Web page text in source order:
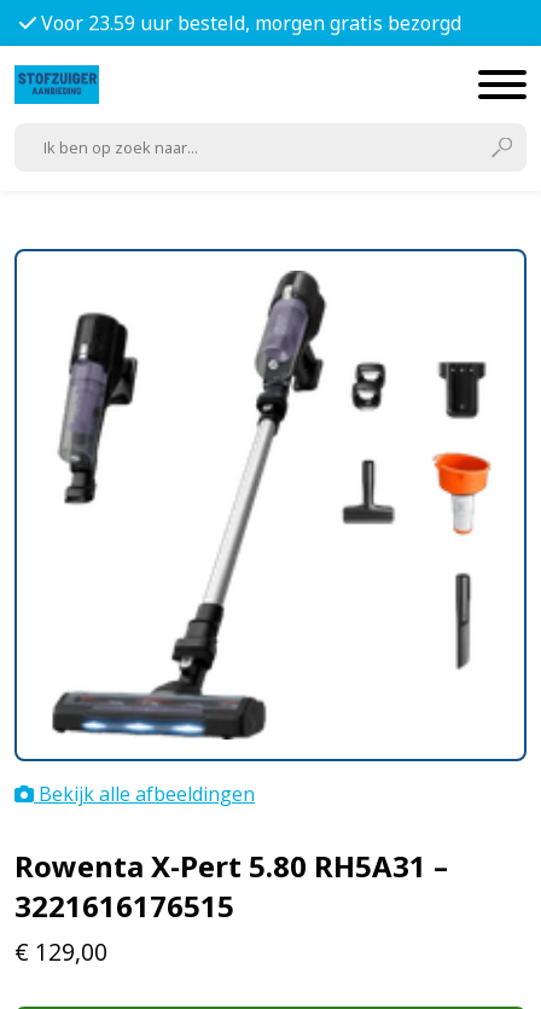
Voor 23.59 uur besteld, morgen gratis bezorgd
Bekijk alle afbeeldingen
Rowenta X-Pert 5.80 RH5A31 –
3221616176515
€ 129,00